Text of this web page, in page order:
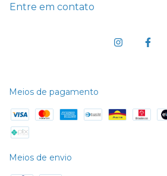
Entre em contato
Meios de pagamento
Meios de envio